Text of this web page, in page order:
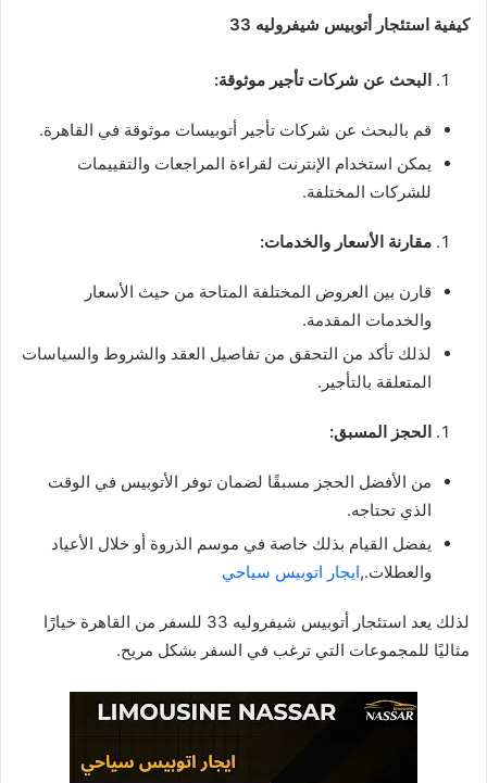
كيفية استئجار أتوبيس شيفروليه 33
البحث عن شركات تأجير موثوقة:
قم بالبحث عن شركات تأجير أتوبيسات موثوقة في القاهرة.
يمكن استخدام الإنترنت لقراءة المراجعات والتقييمات
للشركات المختلفة.
مقارنة الأسعار والخدمات:
قارن بين العروض المختلفة المتاحة من حيث الأسعار
والخدمات المقدمة.
لذلك تأكد من التحقق من تفاصيل العقد والشروط والسياسات
المتعلقة بالتأجير.
الحجز المسبق:
من الأفضل الحجز مسبقًا لضمان توفر الأتوبيس في الوقت
الذي تحتاجه.
يفضل القيام بذلك خاصة في موسم الذروة أو خلال الأعياد
والعطلات.,ايجار اتوبيس سياحي
لذلك يعد استئجار أتوبيس شيفروليه 33 للسفر من القاهرة خيارًا
مثاليًا للمجموعات التي ترغب في السفر بشكل مريح.